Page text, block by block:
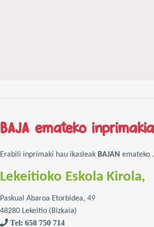
BAJA emateko inprimakia
Erabili inprimaki hau ikasleak BAJAN emateko .
Lekeitioko Eskola Kirola,
Paskual Abaroa Etorbidea, 49
48280 Lekeitio (Bizkaia)
Tel: 658 750 714